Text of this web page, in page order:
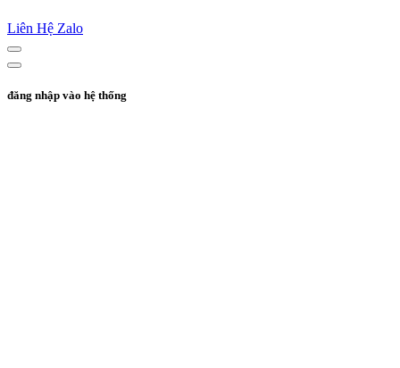
Liên Hệ Zalo
đăng nhập vào hệ thống